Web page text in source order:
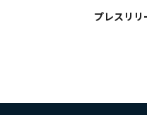
プレスリリ